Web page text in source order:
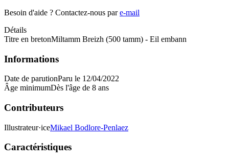
Besoin d'aide ? Contactez-nous pare-mail
Détails
Titre en bretonMiltamm Breizh (500 tamm) - Eil embann
Informations
Date de parutionParu le 12/04/2022
Âge minimumDès l'âge de 8 ans
Contributeurs
Illustrateur·iceMikael Bodlore-Penlaez
Caractéristiques